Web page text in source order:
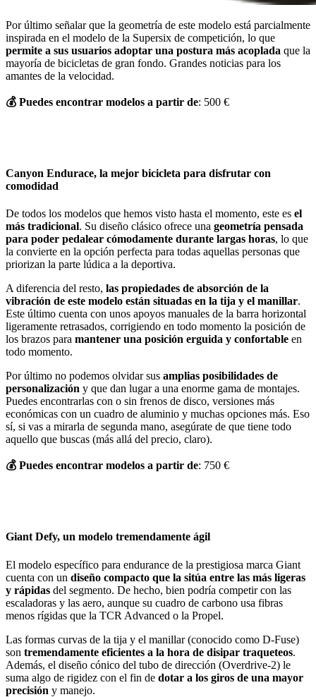
Por último señalar que la geometría de este modelo está parcialmente
inspirada en el modelo de la Supersix de competición, lo que
permite a sus usuarios adoptar una postura más acoplada que la
mayoría de bicicletas de gran fondo. Grandes noticias para los
amantes de la velocidad.
💰 Puedes encontrar modelos a partir de: 500 €
Canyon Endurace, la mejor bicicleta para disfrutar con
comodidad
De todos los modelos que hemos visto hasta el momento, este es el
más tradicional. Su diseño clásico ofrece una geometría pensada
para poder pedalear cómodamente durante largas horas, lo que
la convierte en la opción perfecta para todas aquellas personas que
priorizan la parte lúdica a la deportiva.
A diferencia del resto, las propiedades de absorción de la
vibración de este modelo están situadas en la tija y el manillar.
Este último cuenta con unos apoyos manuales de la barra horizontal
ligeramente retrasados, corrigiendo en todo momento la posición de
los brazos para mantener una posición erguida y confortable en
todo momento.
Por último no podemos olvidar sus amplias posibilidades de
personalización y que dan lugar a una enorme gama de montajes.
Puedes encontrarlas con o sin frenos de disco, versiones más
económicas con un cuadro de aluminio y muchas opciones más. Eso
sí, si vas a mirarla de segunda mano, asegúrate de que tiene todo
aquello que buscas (más allá del precio, claro).
💰 Puedes encontrar modelos a partir de: 750 €
Giant Defy, un modelo tremendamente ágil
El modelo específico para endurance de la prestigiosa marca Giant
cuenta con un diseño compacto que la sitúa entre las más ligeras
y rápidas del segmento. De hecho, bien podría competir con las
escaladoras y las aero, aunque su cuadro de carbono usa fibras
menos rígidas que la TCR Advanced o la Propel.
Las formas curvas de la tija y el manillar (conocido como D-Fuse)
son tremendamente eficientes a la hora de disipar traqueteos.
Además, el diseño cónico del tubo de dirección (Overdrive-2) le
suma algo de rigidez con el fin de dotar a los giros de una mayor
precisión y manejo.